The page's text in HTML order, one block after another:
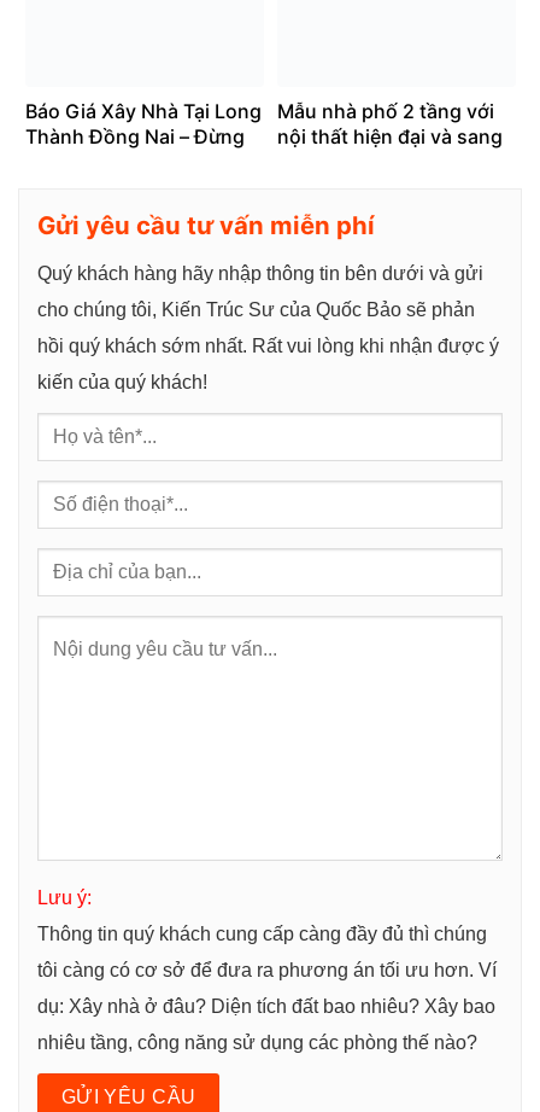
Báo Giá Xây Nhà Tại Long
Thành Đồng Nai – Đừng
Mẫu nhà phố 2 tầng với
nội thất hiện đại và sang
Gửi yêu cầu tư vấn miễn phí
Quý khách hàng hãy nhập thông tin bên dưới và gửi
cho chúng tôi, Kiến Trúc Sư của Quốc Bảo sẽ phản
hồi quý khách sớm nhất. Rất vui lòng khi nhận được ý
kiến của quý khách!
Lưu ý:
Thông tin quý khách cung cấp càng đầy đủ thì chúng
tôi càng có cơ sở để đưa ra phương án tối ưu hơn. Ví
dụ: Xây nhà ở đâu? Diện tích đất bao nhiêu? Xây bao
nhiêu tầng, công năng sử dụng các phòng thế nào?